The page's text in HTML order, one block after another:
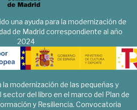
una ayuda para la modernización de
de Madrid correspondiente al año
2024
la modernización de las pequeñas y
del libro en el marco del Plan de
y Resiliencia. Convocatoria